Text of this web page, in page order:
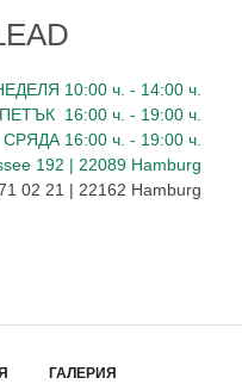
10:00 ч. - 14:00 ч.
ПЕТЪК 16:00 ч. - 19:00 ч.
СРЯДА 16:00 ч. - 19:00 ч.
192 | 22089 Hamburg
02 21 | 22162 Hamburg
ГАЛЕРИЯ